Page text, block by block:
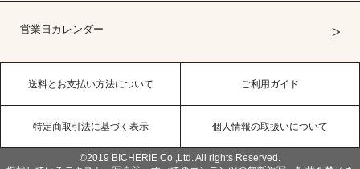
営業日カレンダー
送料とお支払い方法について ご利用ガイド
特定商取引法に基づく表示 個人情報の取扱いについて
©2019 BICHERIE Co.,Ltd. All rights Reserved.